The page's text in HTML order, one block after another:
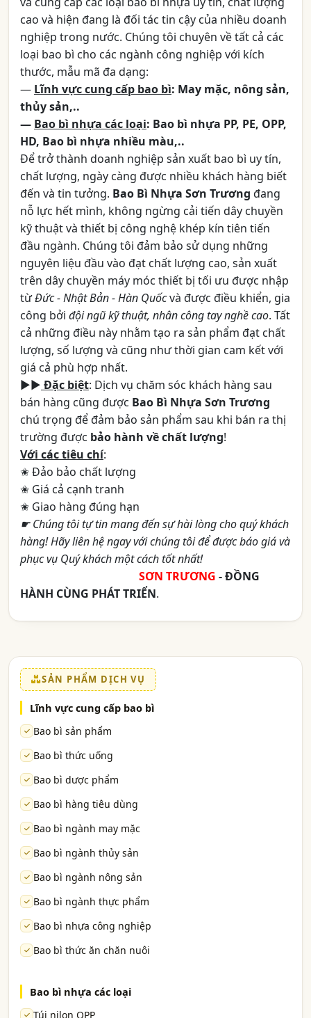
cao và hiện đang là đối tác tin cậy của nhiều doanh
nghiệp trong nước. Chúng tôi chuyên về tất cả các
loại bao bì cho các ngành công nghiệp với kích
thước, mẫu mã đa dạng:
― Lĩnh vực cung cấp bao bì: May mặc, nông sản,
thủy sản,..
― Bao bì nhựa các loại: Bao bì nhựa PP, PE, OPP,
HD, Bao bì nhựa nhiều màu,..
Để trở thành doanh nghiệp sản xuất bao bì uy tín,
chất lượng, ngày càng được nhiều khách hàng biết
đến và tin tưởng. Bao Bì Nhựa Sơn Trương đang
nỗ lực hết mình, không ngừng cải tiến dây chuyền
kỹ thuật và thiết bị công nghệ khép kín tiên tiến
đầu ngành. Chúng tôi đảm bảo sử dụng những
nguyên liệu đầu vào đạt chất lượng cao, sản xuất
trên dây chuyền máy móc thiết bị tối ưu được nhập
từĐức - Nhật Bản - Hàn Quốcvà được điều khiển, gia
công bởi đội ngũ kỹ thuật, nhân công tay nghề cao. Tất
cả những điều này nhằm tạo ra sản phẩm đạt chất
lượng, số lượng và cũng như thời gian cam kết với
giá cả phù hợp nhất.
►► Đặc biệt: Dịch vụ chăm sóc khách hàng sau
bán hàng cũng được Bao Bì Nhựa Sơn Trương
chú trọng để đảm bảo sản phẩm sau khi bán ra thị
trường được bảo hành về chất lượng!
Với các tiêu chí:
✬ Đảo bảo chất lượng
✬ Giá cả cạnh tranh
✬ Giao hàng đúng hạn
☛ Chúng tôi tự tin mang đến sự hài lòng cho quý khách
hàng! Hãy liên hệ ngay với chúng tôi để được báo giá và
phục vụ Quý khách một cách tốt nhất!
SƠN TRƯƠNG - ĐỒNG
HÀNH CÙNG PHÁT TRIỂN.
SẢN PHẨM DỊCH VỤ
Lĩnh vực cung cấp bao bì
Bao bì sản phẩm
Bao bì thức uống
Bao bì dược phẩm
Bao bì hàng tiêu dùng
Bao bì ngành may mặc
Bao bì ngành thủy sản
Bao bì ngành nông sản
Bao bì ngành thực phẩm
Bao bì nhựa công nghiệp
Bao bì thức ăn chăn nuôi
Bao bì nhựa các loại
Túi nilon OPP